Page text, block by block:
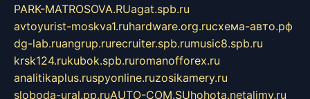
PARK-MATROSOVA.RUagat.spb.ru
avtoyurist-moskva1.ruhardware.org.ruсхема-авто.рф
dg-lab.ruangrup.rurecruiter.spb.rumusic8.spb.ru
krsk124.rukubok.spb.ruromanofforex.ru
analitikaplus.ruspyonline.ruzosikamery.ru
sloboda-ural.pp.ruAUTO-COM.SUhohota.netalimy.ru